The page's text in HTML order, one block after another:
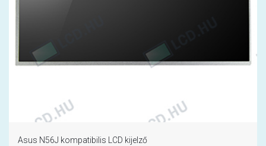
Asus N56J kompatibilis LCD kijelző